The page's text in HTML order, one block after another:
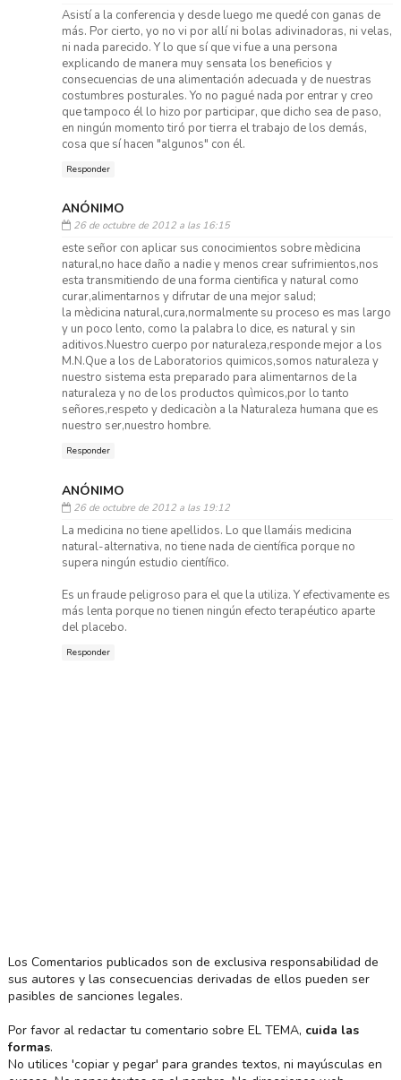
Asistí a la conferencia y desde luego me quedé con ganas de
más. Por cierto, yo no vi por allí ni bolas adivinadoras, ni velas,
ni nada parecido. Y lo que sí que vi fue a una persona
explicando de manera muy sensata los beneficios y
consecuencias de una alimentación adecuada y de nuestras
costumbres posturales. Yo no pagué nada por entrar y creo
que tampoco él lo hizo por participar, que dicho sea de paso,
en ningún momento tiró por tierra el trabajo de los demás,
cosa que sí hacen "algunos" con él.
Responder
ANÓNIMO
26 de octubre de 2012 a las 16:15
este señor con aplicar sus conocimientos sobre mèdicina
natural,no hace daño a nadie y menos crear sufrimientos,nos
esta transmitiendo de una forma cientifica y natural como
curar,alimentarnos y difrutar de una mejor salud;
la mèdicina natural,cura,normalmente su proceso es mas largo
y un poco lento, como la palabra lo dice, es natural y sin
aditivos.Nuestro cuerpo por naturaleza,responde mejor a los
M.N.Que a los de Laboratorios quimicos,somos naturaleza y
nuestro sistema esta preparado para alimentarnos de la
naturaleza y no de los productos quìmicos,por lo tanto
señores,respeto y dedicaciòn a la Naturaleza humana que es
nuestro ser,nuestro hombre.
Responder
ANÓNIMO
26 de octubre de 2012 a las 19:12
La medicina no tiene apellidos. Lo que llamáis medicina
natural-alternativa, no tiene nada de científica porque no
supera ningún estudio científico.
Es un fraude peligroso para el que la utiliza. Y efectivamente es
más lenta porque no tienen ningún efecto terapéutico aparte
del placebo.
Responder
Los Comentarios publicados son de exclusiva responsabilidad de
sus autores y las consecuencias derivadas de ellos pueden ser
pasibles de sanciones legales.
Por favor al redactar tu comentario sobre EL TEMA, cuida las
formas.
No utilices 'copiar y pegar' para grandes textos, ni mayúsculas en